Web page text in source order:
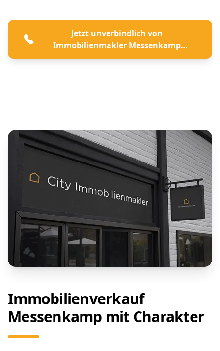
Jetzt unverbindlich von
Immobilienmakler Messenkamp
beraten lassen
Immobilienverkauf
Messenkamp mit Charakter